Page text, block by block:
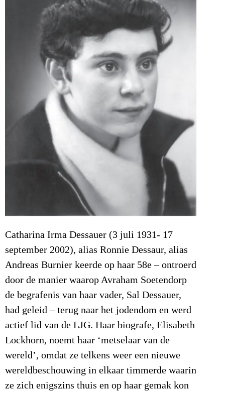
Catharina Irma Dessauer (3 juli 1931- 17
september 2002), alias Ronnie Dessaur, alias
Andreas Burnier keerde op haar 58e – ontroerd
door de manier waarop Avraham Soetendorp
de begrafenis van haar vader, Sal Dessauer,
had geleid – terug naar het jodendom en werd
actief lid van de LJG. Haar biografe, Elisabeth
Lockhorn, noemt haar ‘metselaar van de
wereld’, omdat ze telkens weer een nieuwe
wereldbeschouwing in elkaar timmerde waarin
ze zich enigszins thuis en op haar gemak kon